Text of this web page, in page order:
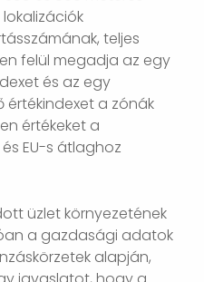
teljes
felül megadja az egy
és az egy
a zónák
értékeket a
EU-s átlaghoz
üzlet környezetének
a gazdasági adatok
alapján,